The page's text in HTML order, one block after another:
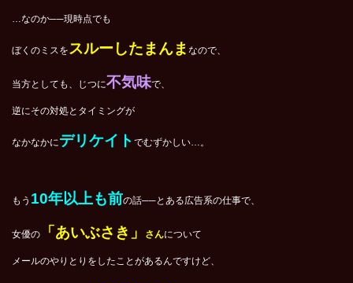
…なのか──現時点でも
ぼくのミスをスルーしたまんま なので、
当方としても、じつに不気味で、
逆にその対処とタイミングが
なかなかにデリケイト でむずかしい…。
もう 10年以上も前の話──とある広告系の仕事で、
女優の 「あいぶさき」 さんについて
メールのやりとりをしたことがあるんですけど、